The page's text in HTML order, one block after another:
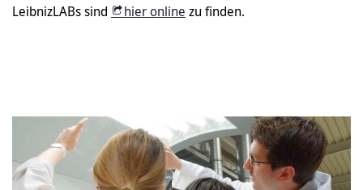
LeibnizLABs sind
hier online zu finden.